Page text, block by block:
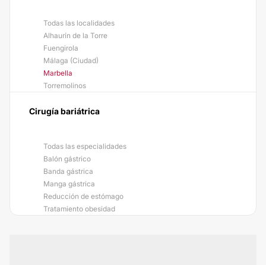
Todas las localidades
Alhaurín de la Torre
Fuengirola
Málaga (Ciudad)
Marbella
Torremolinos
Cirugía bariátrica
Todas las especialidades
Balón gástrico
Banda gástrica
Manga gástrica
Reducción de estómago
Tratamiento obesidad